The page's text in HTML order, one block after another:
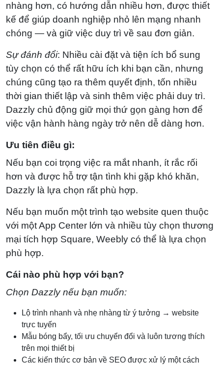
nhàng hơn, có hướng dẫn nhiều hơn, được thiết
kế để giúp doanh nghiệp nhỏ lên mạng nhanh
chóng — và giữ việc duy trì về sau đơn giản.
Sự đánh đổi: Nhiều cài đặt và tiện ích bổ sung
tùy chọn có thể rất hữu ích khi bạn cần, nhưng
chúng cũng tạo ra thêm quyết định, tốn nhiều
thời gian thiết lập và sinh thêm việc phải duy trì.
Dazzly chủ động giữ mọi thứ gọn gàng hơn để
việc vận hành hàng ngày trở nên dễ dàng hơn.
Ưu tiên điều gì:
Nếu bạn coi trọng việc ra mắt nhanh, ít rắc rối
hơn và được hỗ trợ tận tình khi gặp khó khăn,
Dazzly là lựa chọn rất phù hợp.
Nếu bạn muốn một trình tạo website quen thuộc
với một App Center lớn và nhiều tùy chọn thương
mại tích hợp Square, Weebly có thể là lựa chọn
phù hợp.
Cái nào phù hợp với bạn?
Chọn Dazzly nếu bạn muốn:
Lộ trình nhanh và nhẹ nhàng từ ý tưởng → website
trực tuyến
Mẫu bóng bẩy, tối ưu chuyển đổi và luôn tương thích
trên mọi thiết bị
Các kiến thức cơ bản về SEO được xử lý một cách